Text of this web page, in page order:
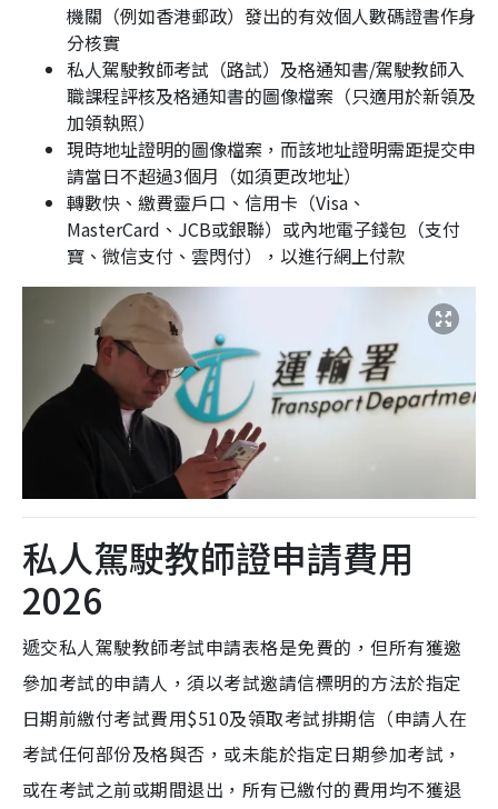
機關（例如香港郵政）發出的有效個人數碼證書作身
分核實
私人駕駛教師考試（路試）及格通知書/駕駛教師入
職課程評核及格通知書的圖像檔案（只適用於新領及
加領執照）
現時地址證明的圖像檔案，而該地址證明需距提交申
請當日不超過3個月（如須更改地址）
轉數快、繳費靈戶口、信用卡（Visa、
MasterCard、JCB或銀聯）或內地電子錢包（支付
寶、微信支付、雲閃付），以進行網上付款
私人駕駛教師證申請費用
2026
遞交私人駕駛教師考試申請表格是免費的，但所有獲邀
參加考試的申請人，須以考試邀請信標明的方法於指定
日期前繳付考試費用$510及領取考試排期信（申請人在
考試任何部份及格與否，或未能於指定日期參加考試，
或在考試之前或期間退出，所有已繳付的費用均不獲退